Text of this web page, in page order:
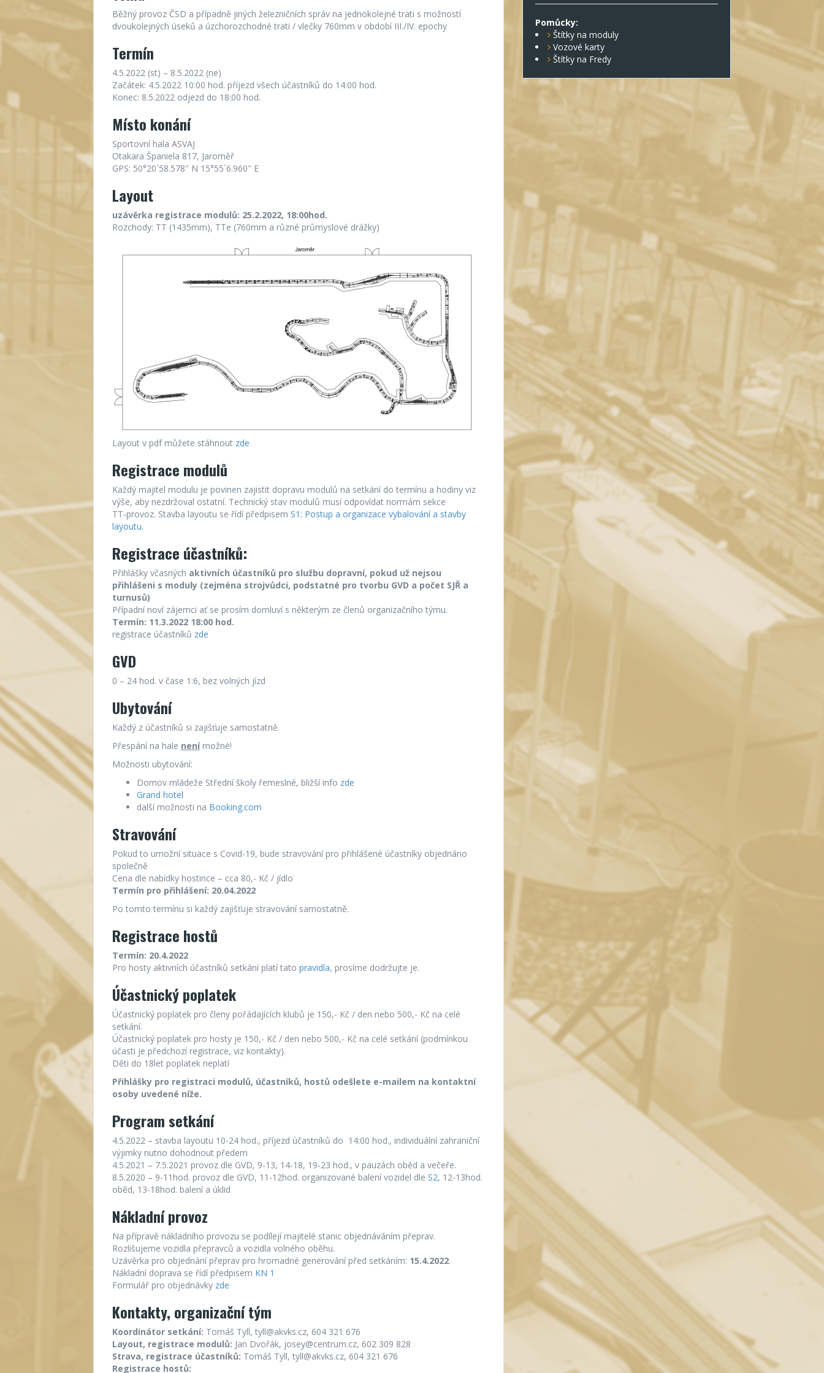
Běžný provoz ČSD a případně jiných železničních správ na jednokolejné trati s možností
dvoukolejných úseků a úzchorozchodné trati / vlečky 760mm v období III./IV. epochy
Termín
4.5.2022 (st) – 8.5.2022 (ne)
Začátek: 4.5.2022 10:00 hod. příjezd všech účastníků do 14:00 hod.
Konec: 8.5.2022 odjezd do 18:00 hod.
Místo konání
Sportovní hala ASVAJ
Otakara Španiela 817, Jaroměř
GPS: 50°20´58.578″ N 15°55´6.960″ E
Layout
uzávěrka registrace modulů: 25.2.2022, 18:00hod.
Rozchody: TT (1435mm), TTe (760mm a různé průmyslové drážky)
Layout v pdf můžete stáhnout zde
Registrace modulů
Každý majitel modulu je povinen zajistit dopravu modulů na setkání do termínu a hodiny viz
výše, aby nezdržoval ostatní. Technický stav modulů musí odpovídat normám sekce
TT‑provoz. Stavba layoutu se řídí předpisem S1: Postup a organizace vybalování a stavby
layoutu.
Registrace účastníků:
Přihlášky včasných aktivních účastníků pro službu dopravní, pokud už nejsou
přihlášeni s moduly (zejména strojvůdci, podstatné pro tvorbu GVD a počet SJŘ a
turnusů)
Případní noví zájemci ať se prosím domluví s některým ze členů organizačního týmu.
Termín: 11.3.2022 18:00 hod.
registrace účastníků zde
GVD
0 – 24 hod. v čase 1:6, bez volných jízd
Ubytování
Každý z účastníků si zajišťuje samostatně.
Přespání na hale nenímožné!
Možnosti ubytování:
Domov mládeže Střední školy řemeslné, bližší info zde
Grand hotel
další možnosti na Booking.com
Stravování
Pokud to umožní situace s Covid-19, bude stravování pro přihlášené účastníky objednáno
společně
Cena dle nabídky hostince – cca 80,- Kč / jídlo
Termín pro přihlášení: 20.04.2022
Po tomto termínu si každý zajišťuje stravování samostatně.
Registrace hostů
Termín: 20.4.2022
Pro hosty aktivních účastníků setkání platí tato pravidla, prosíme dodržujte je.
Účastnický poplatek
Účastnický poplatek pro členy pořádajících klubů je 150,- Kč / den nebo 500,- Kč na celé
setkání.
Účastnický poplatek pro hosty je 150,- Kč / den nebo 500,- Kč na celé setkání (podmínkou
účasti je předchozí registrace, viz kontakty).
Děti do 18let poplatek neplatí
Přihlášky pro registraci modulů, účastníků, hostů odešlete e-mailem na kontaktní
osoby uvedené níže.
Program setkání
4.5.2022 – stavba layoutu 10-24 hod., příjezd účastníků do 14:00 hod., individuální zahraniční
výjimky nutno dohodnout předem
4.5.2021 – 7.5.2021 provoz dle GVD, 9-13, 14-18, 19-23 hod., v pauzách oběd a večeře.
8.5.2020 – 9-11hod. provoz dle GVD, 11-12hod. organizované balení vozidel dle S2, 12-13hod.
oběd, 13-18hod. balení a úklid
Nákladní provoz
Na přípravě nákladního provozu se podílejí majitelé stanic objednáváním přeprav.
Rozlišujeme vozidla přepravců a vozidla volného oběhu.
Uzávěrka pro objednání přeprav pro hromadné generování před setkáním: 15.4.2022.
Nákladní doprava se řídí předpisem KN 1
Formulář pro objednávky zde
Kontakty, organizační tým
Koordinátor setkání: Tomáš Tyll, tyll@akvks.cz, 604 321 676
Layout, registrace modulů: Jan Dvořák, josey@centrum.cz, 602 309 828
Strava, registrace účastníků: Tomáš Tyll, tyll@akvks.cz, 604 321 676
Registrace hostů:
Pomůcky:
Štítky na moduly
Vozové karty
Štítky na Fredy